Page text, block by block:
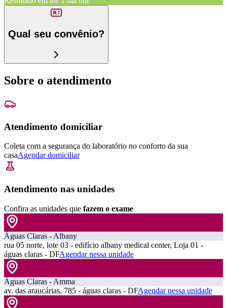
Qual seu convênio?
Sobre o atendimento
Atendimento domiciliar
Coleta com a segurança do laboratório no conforto da sua
casaAgendar domiciliar
Atendimento nas unidades
Confira as unidades que fazem o exame
Águas Claras - Albany
rua 05 norte, lote 03 - edifício albany medical center, Loja 01 -
águas claras - DFAgendar nessa unidade
Águas Claras - Amma
av. das araucárias, 785 - águas claras - DFAgendar nessa unidade